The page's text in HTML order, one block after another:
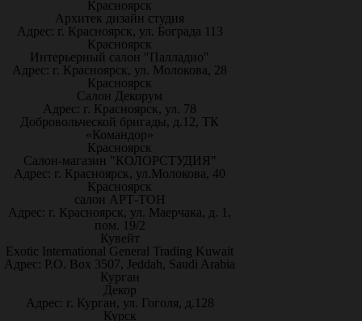
Красноярск
Архитек дизайн студия
Адрес: г. Красноярск, ул. Бограда 113
Красноярск
Интерьерный салон "Палладио"
Адрес: г. Красноярск, ул. Молокова, 28
Красноярск
Салон Декорум
Адрес: г. Красноярск, ул. 78
Добровольческой бригады, д.12, ТК
«Командор»
Красноярск
Салон-магазин "КОЛОРСТУДИЯ"
Адрес: г. Красноярск, ул.Молокова, 40
Красноярск
салон АРТ-ТОН
Адрес: г. Красноярск, ул. Маерчака, д. 1,
пом. 19/2
Кувейт
Exotic International General Trading Kuwait
Адрес: P.O. Box 3507, Jeddah, Saudi Arabia
Курган
Декор
Адрес: г. Курган, ул. Гоголя, д.128
Курск